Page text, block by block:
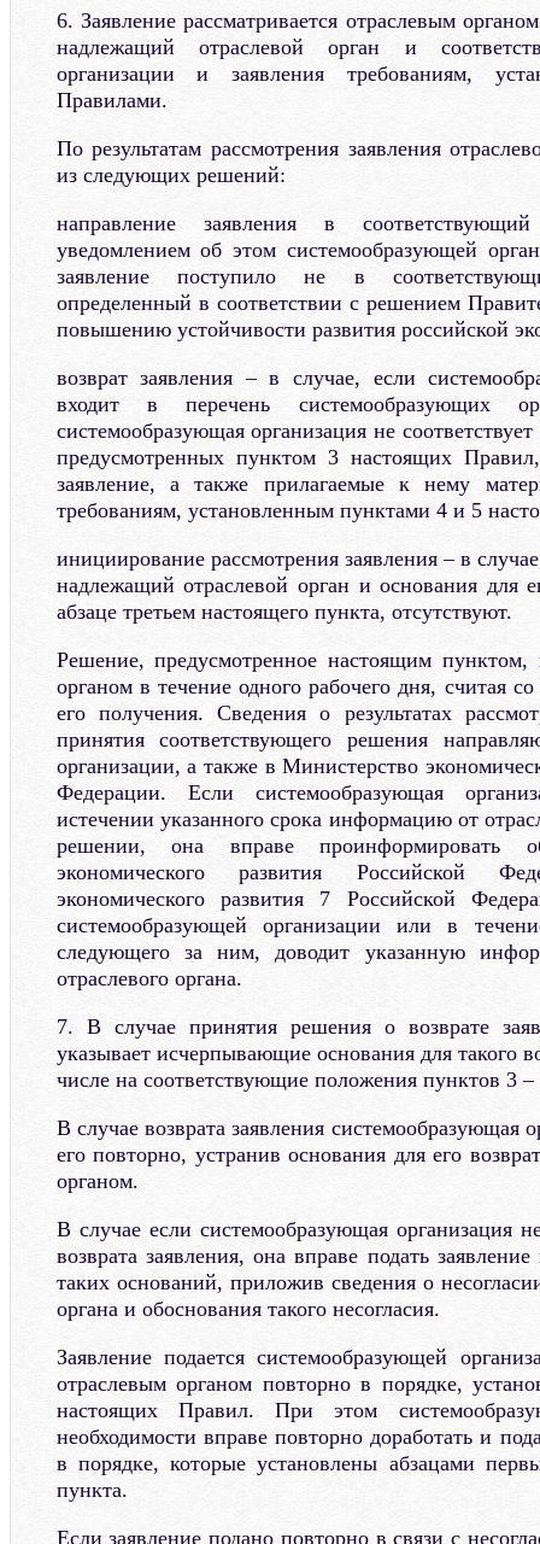
6. Заявление рассматривается отраслевым
надлежащий отраслевой орган и
организации и заявления требованиям,
Правилами.
По результатам рассмотрения заявления
из следующих решений:
направление заявления в
уведомлением об этом системообразующей
заявление поступило не в
определенный в соответствии с решением
повышению устойчивости развития российской
возврат заявления – в случае, если
входит в перечень системообразующих
системообразующая организация не
предусмотренных пунктом 3 настоящих
заявление, а также прилагаемые к нему
требованиям, установленным пунктами 4 и 5
инициирование рассмотрения заявления – в
надлежащий отраслевой орган и основания для
абзаце третьем настоящего пункта, отсутствуют.
Решение, предусмотренное настоящим пунктом,
органом в течение одного рабочего дня, считая
его получения. Сведения о результатах
принятия соответствующего решения
организации, а также в Министерство
Федерации. Если системообразующая
истечении указанного срока информацию от
решении, она вправе проинформировать
экономического развития Российской
экономического развития 7 Российской
системообразующей организации или в
следующего за ним, доводит указанную
отраслевого органа.
7. В случае принятия решения о возврате
указывает исчерпывающие основания для такого
числе на соответствующие положения пунктов 3
В случае возврата заявления системообразующая
его повторно, устранив основания для его
органом.
В случае если системообразующая организация
возврата заявления, она вправе подать
таких оснований, приложив сведения о
органа и обоснования такого несогласия.
Заявление подается системообразующей
отраслевым органом повторно в порядке,
настоящих Правил. При этом
необходимости вправе повторно доработать и
в порядке, которые установлены абзацами
пункта.
Если заявление подано повторно в связи с